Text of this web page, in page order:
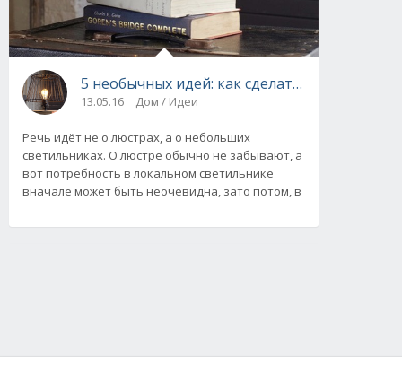
5 необычных идей: как сделать светильник
13.05.16 Дом / Идеи
Речь идёт не о люстрах, а о небольших
светильниках. О люстре обычно не забывают, а
вот потребность в локальном светильнике
вначале может быть неочевидна, зато потом, в